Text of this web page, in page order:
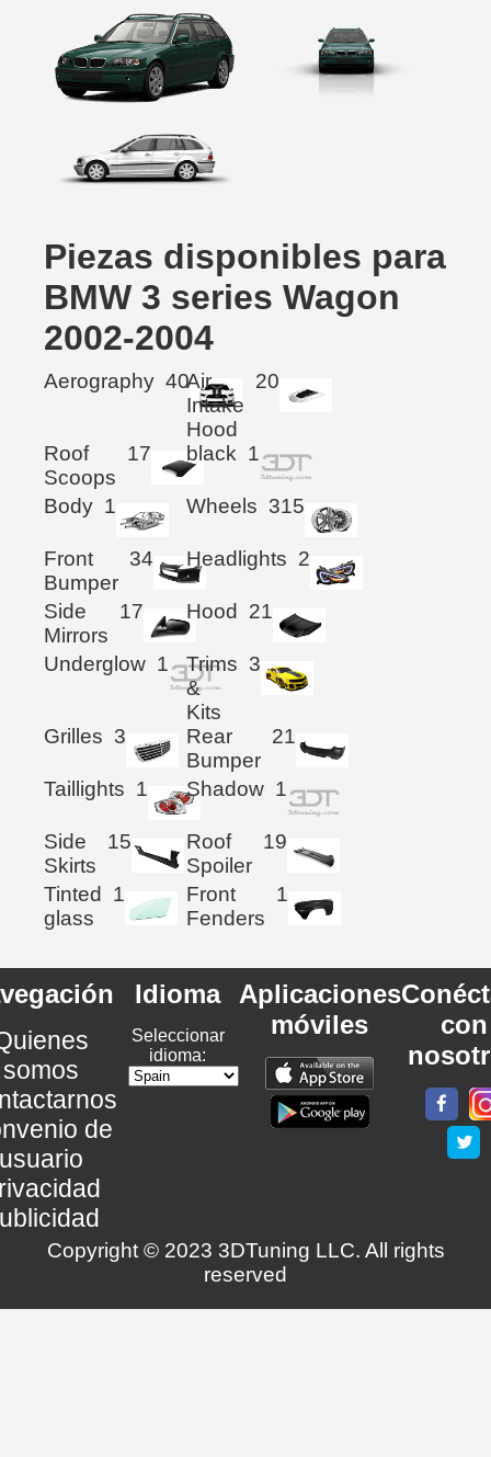
Piezas disponibles para
BMW 3 series Wagon
2002-2004
Aerography 40Air
Intake
Hood
20
Roof
Scoops
17 black 1
Body 1 Wheels 315
Front
Bumper
34 Headlights 2
Side
Mirrors
17 Hood 21
Underglow 1
Trims
&
Kits
3
Grilles 3
Rear
Bumper
21
Taillights 1 Shadow 1
Side
Skirts
15
Roof
Spoiler
19
Tinted
glass
1
Front
Fenders
1
somos
de
Idioma
Seleccionar
idioma:
Aplicaciones
móviles
con
Copyright © 2023 3DTuning LLC. All rights
reserved